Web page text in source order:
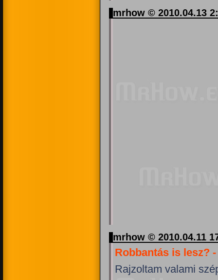
mrhow © 2010.04.13
mrhow © 2010.04.11
Robbantás is lesz?
Rajzoltam valami